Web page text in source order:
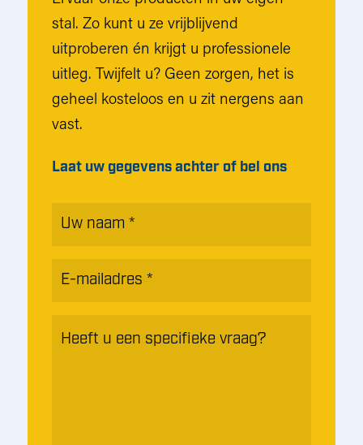
stal. Zo kunt u ze vrijblijvend
uitproberen én krijgt u professionele
uitleg. Twijfelt u? Geen zorgen, het is
geheel kosteloos en u zit nergens aan
vast.
Laat uw gegevens achter of bel ons
Naam